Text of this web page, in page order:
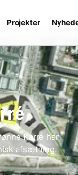
Projekter
Karré har
afsætning.